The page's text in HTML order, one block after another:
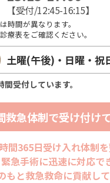
【受付/12:45-16:15】
時間が異なります。
療表をご確認ください。
土曜(午後)・日曜・祝
受付しています。
救急体制で受け付け
間365日受け入れ体制を
緊急手術に迅速に対応で
もと救急救命に貢献して